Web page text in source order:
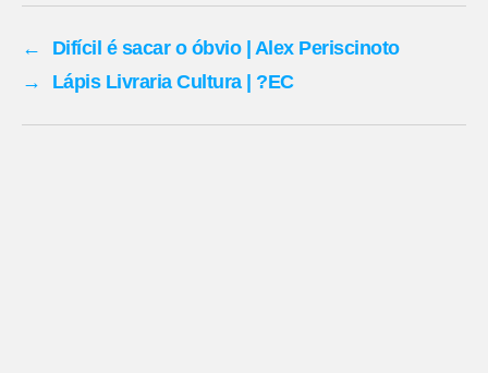
←
Difícil é sacar o óbvio | Alex Periscinoto
→
Lápis Livraria Cultura | ?EC